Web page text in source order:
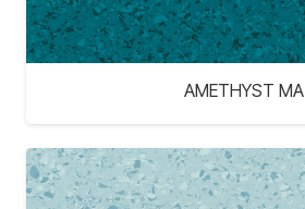
AMETHYST MA